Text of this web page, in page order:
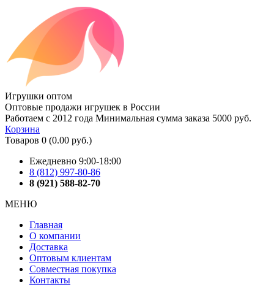
Игрушки оптом
Оптовые продажи игрушек в России
Работаем с 2012 года Минимальная сумма заказа 5000 руб.
Корзина
Товаров 0 (0.00 руб.)
Ежедневно 9:00-18:00
8 (812) 997-80-86
8 (921) 588-82-70
МЕНЮ
Главная
О компании
Доставка
Оптовым клиентам
Совместная покупка
Контакты